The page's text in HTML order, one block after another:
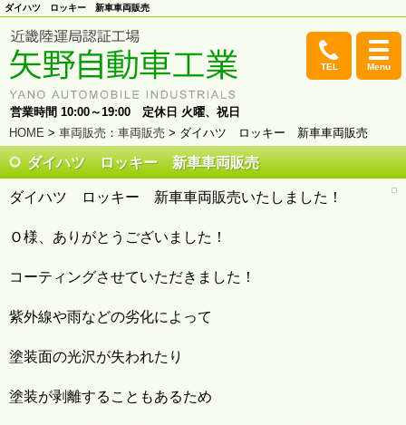
ダイハツ ロッキー 新車車両販売
TEL Menu
営業時間 10:00～19:00 定休日 火曜、祝日
HOME > 車両販売 ： 車両販売 > ダイハツ ロッキー 新車車両販売
ダイハツ ロッキー 新車車両販売
ダイハツ ロッキー 新車車両販売いたしました！
Ｏ様、ありがとうございました！
コーティングさせていただきました！
紫外線や雨などの劣化によって
塗装面の光沢が失われたり
塗装が剥離することもあるため